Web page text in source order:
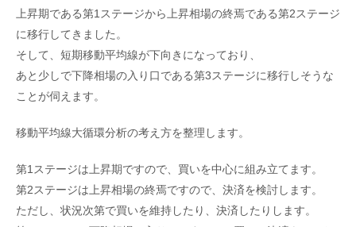
上昇期である第1ステージから上昇相場の終焉である第2ステージ
に移行してきました。
そして、短期移動平均線が下向きになっており、
あと少しで下降相場の入り口である第3ステージに移行しそうな
ことが伺えます。
移動平均線大循環分析の考え方を整理します。
第1ステージは上昇期ですので、買いを中心に組み立てます。
第2ステージは上昇相場の終焉ですので、決済を検討します。
ただし、状況次第で買いを維持したり、決済したりします。